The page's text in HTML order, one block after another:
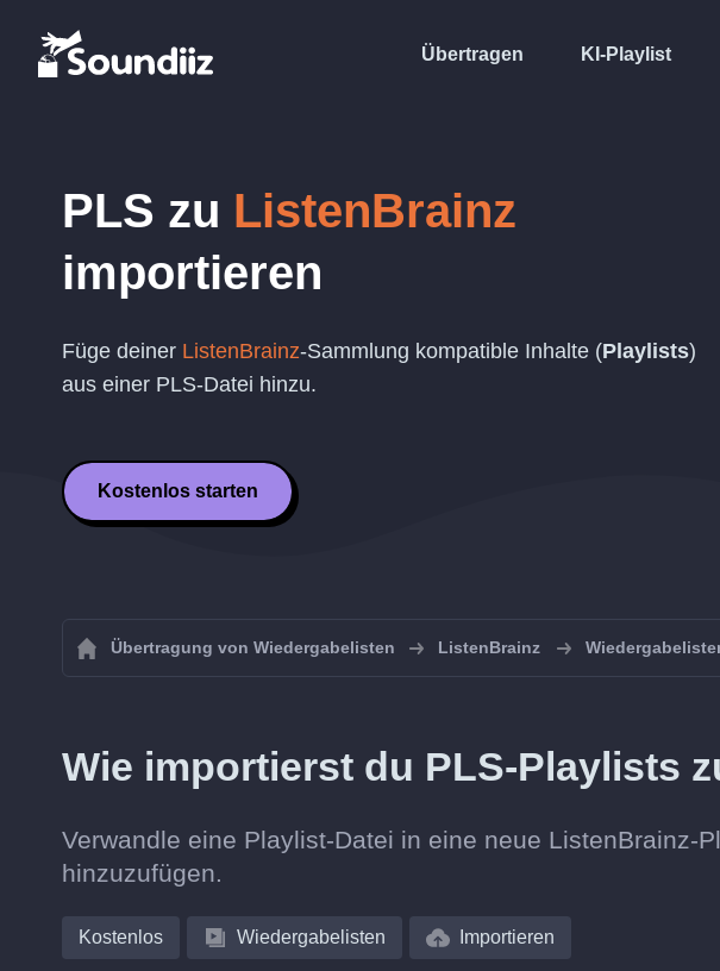
Übertragen KI-Playlist
PLS zu ListenBrainz
importieren
Füge deiner ListenBrainz-Sammlung kompatible Inhalte (Playlists)
aus einer PLS-Datei hinzu.
Kostenlos starten
Übertragung von Wiedergabelisten ListenBrainz
Wie importierst du PLS-Playlists
Verwandle eine Playlist-Datei in eine neue ListenBrainz-
hinzuzufügen.
Kostenlos Wiedergabelisten Importieren